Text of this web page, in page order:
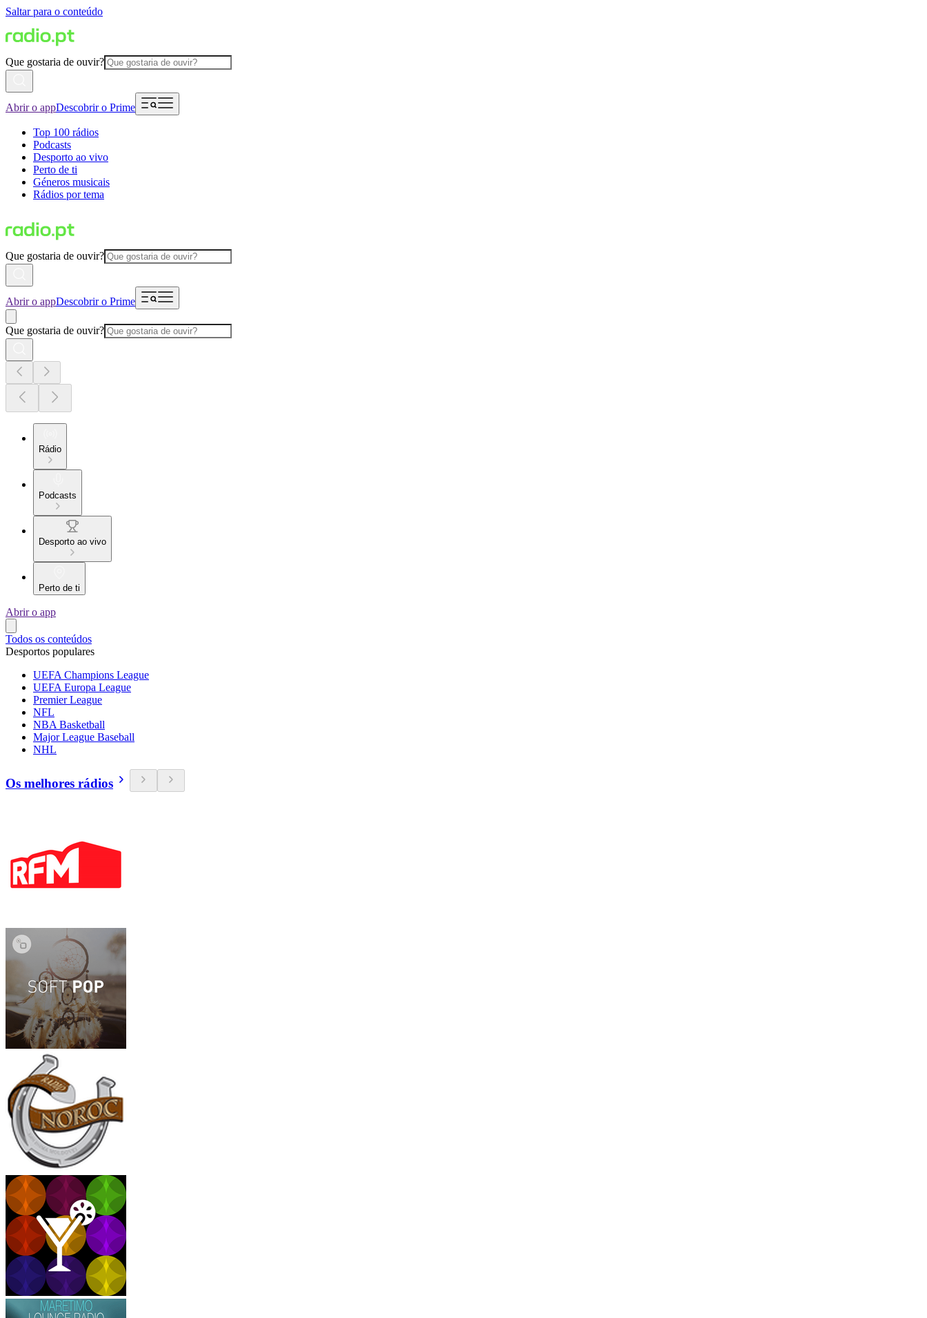
Saltar para o conteúdo
Que gostaria de ouvir?
Abrir o appDescobrir o Prime
Top 100 rádios
Podcasts
Desporto ao vivo
Perto de ti
Géneros musicais
Rádios por tema
Que gostaria de ouvir?
Abrir o appDescobrir o Prime
Que gostaria de ouvir?
Rádio
Podcasts
Desporto ao vivo
Perto de ti
Abrir o app
Todos os conteúdos
Desportos populares
UEFA Champions League
UEFA Europa League
Premier League
NFL
NBA Basketball
Major League Baseball
NHL
Os melhores rádios